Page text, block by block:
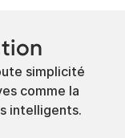
simplicité
comme la
intelligents.